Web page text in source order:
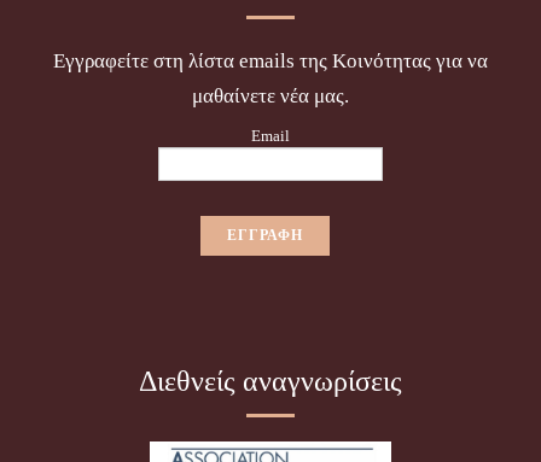
Εγγραφείτε στη λίστα emails της Κοινότητας για να
μαθαίνετε νέα μας.
Email
Διεθνείς αναγνωρίσεις